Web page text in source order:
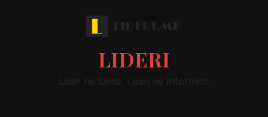
LIDERI
Lider në lajme, i pari në informim.